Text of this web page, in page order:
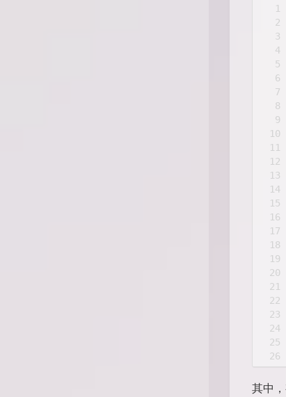
1
2
3
4
5
6
7
8
9
10
11
12
13
14
15
16
17
18
19
20
21
22
23
24
25
26
其中